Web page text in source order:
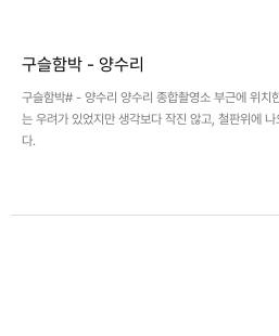
구슬함박 - 양수리
구슬함박# - 양수리 양수리 종합촬영소 부근에 위치
는 우려가 있었지만 생각보다 작진 않고, 철판위에
다.